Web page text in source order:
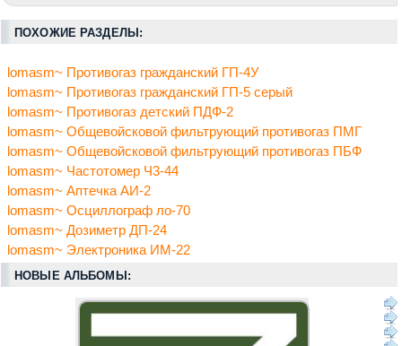
ПОХОЖИЕ РАЗДЕЛЫ:
lomasm~ Противогаз гражданский ГП-4У
lomasm~ Противогаз гражданский ГП-5 серый
lomasm~ Противогаз детский ПДФ-2
lomasm~ Общевойсковой фильтрующий противогаз ПМГ
lomasm~ Общевойсковой фильтрующий противогаз ПБФ
lomasm~ Частотомер Ч3-44
lomasm~ Аптечка АИ-2
lomasm~ Осциллограф ло-70
lomasm~ Дозиметр ДП-24
lomasm~ Электроника ИМ-22
НОВЫЕ АЛЬБОМЫ: